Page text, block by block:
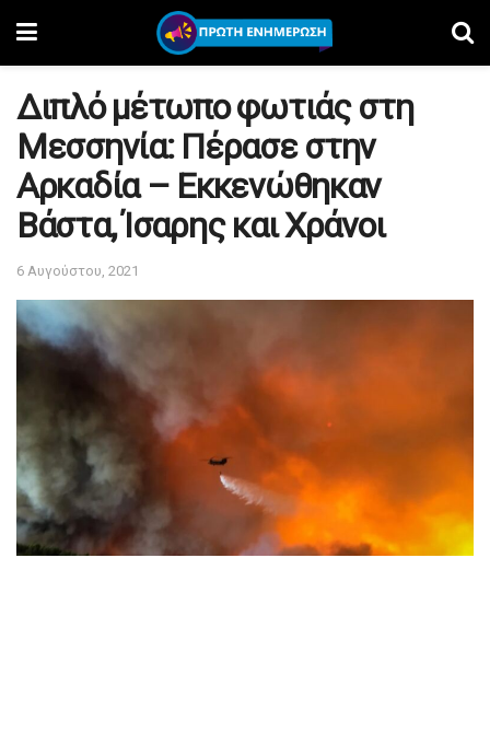
Διπλό μέτωπο φωτιάς στη
Μεσσηνία: Πέρασε στην
Αρκαδία – Εκκενώθηκαν
Βάστα, Ίσαρης και Χράνοι
6 Αυγούστου, 2021